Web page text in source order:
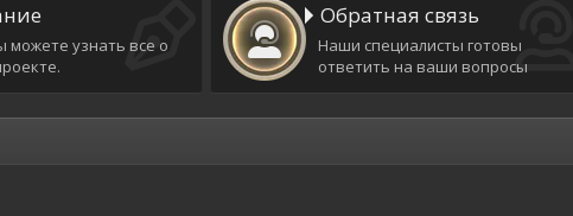
можете узнать все о
Обратная связь
Наши специалисты готовы
ответить на ваши вопросы